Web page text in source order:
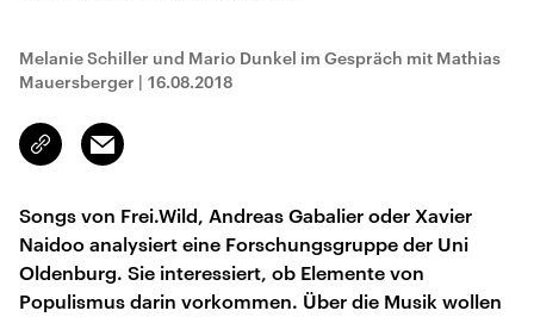
Melanie Schiller und Mario Dunkel im Gespräch mit Mathias
Mauersberger | 16.08.2018
Link
kopieren/teilen
Email
Songs von Frei.Wild, Andreas Gabalier oder Xavier
Naidoo analysiert eine Forschungsgruppe der Uni
Oldenburg. Sie interessiert, ob Elemente von
Populismus darin vorkommen. Über die Musik wollen